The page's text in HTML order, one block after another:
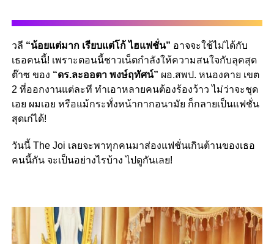
วลี “น้อยแต่มาก เรียบแต่โก้ ไฮแฟชั่น” อาจจะใช้ไม่ได้กับ
เธอคนนี้! เพราะตอนนี้ชาวเน็ตกำลังให้ความสนใจกับลุคสุด
ต๊าซ ของ “ดร.ละออตา พงษ์ฤทัศน์” ผอ.สพป. หนองคาย เขต
2 ที่ออกงานแต่ละที ทำเอาหลายคนต้องร้องว้าว ไม่ว่าจะชุด
เอย ผมเอย หรือแม้กระทั่งหน้ากากอนามัย ก็กลายเป็นแฟชั่น
สุดเก๋ได้!
วันนี้ The Joi เลยจะพาทุกคนมาส่องแฟชั่นเกินต้านของเธอ
คนนี้กัน จะเป็นอย่างไรบ้าง ไปดูกันเลย!